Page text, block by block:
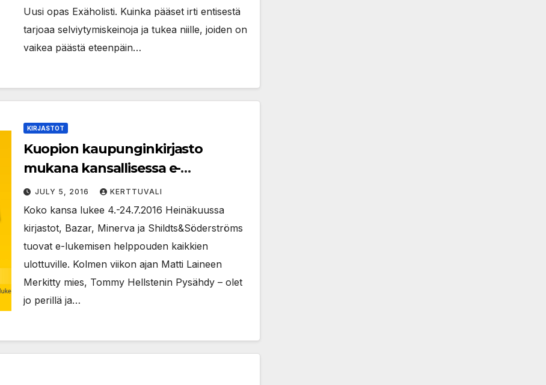
Uusi opas Exäholisti. Kuinka pääset irti entisestä
tarjoaa selviytymiskeinoja ja tukea niille, joiden on
vaikea päästä eteenpäin…
KIRJASTOT
Kuopion kaupunginkirjasto
mukana kansallisessa e-
lukukampanjassa
JULY 5, 2016 KERTTUVALI
Koko kansa lukee 4.-24.7.2016 Heinäkuussa
kirjastot, Bazar, Minerva ja Shildts&Söderströms
tuovat e-lukemisen helppouden kaikkien
ulottuville. Kolmen viikon ajan Matti Laineen
Merkitty mies, Tommy Hellstenin Pysähdy – olet
jo perillä ja…